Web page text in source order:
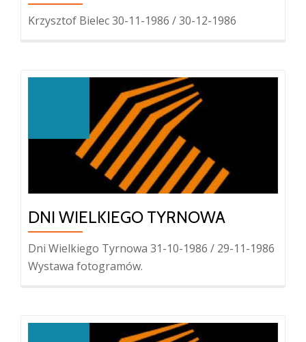
Krzysztof Bielec 30-11-1986 / 30-12-1986
DNI WIELKIEGO TYRNOWA
Dni Wielkiego Tyrnowa 31-10-1986 / 29-11-1986
Wystawa fotogramów.